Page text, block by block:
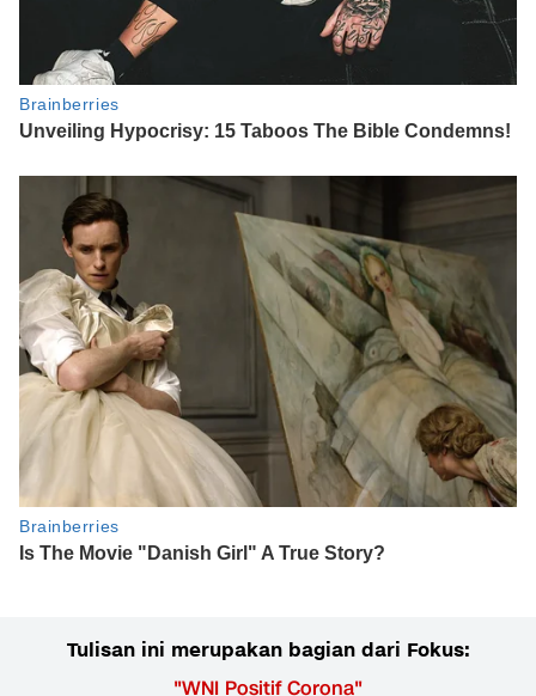
Tulisan ini merupakan bagian dari Fokus:
"WNI Positif Corona"